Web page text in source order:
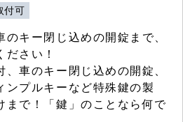
付可
キー閉じ込めの開錠まで、
さい！
、車のキー閉じ込めの開錠、
ンプルキーなど特殊鍵の製
まで！「鍵」のことなら何で